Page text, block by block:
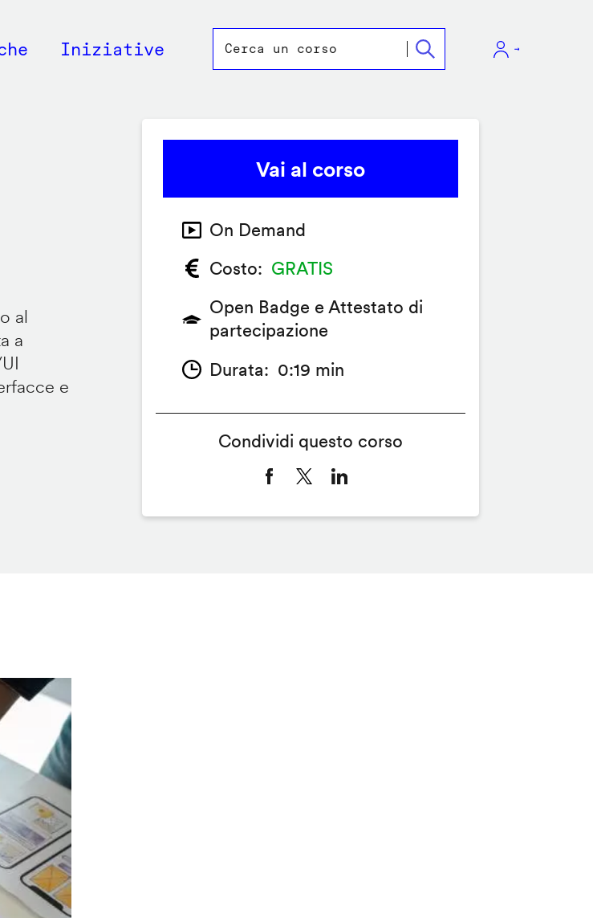
Iniziative
al
a
e
Vai al corso
On Demand
Costo
GRATIS
Open Badge e Attestato di
partecipazione
Durata
0:19 min
Condividi questo corso